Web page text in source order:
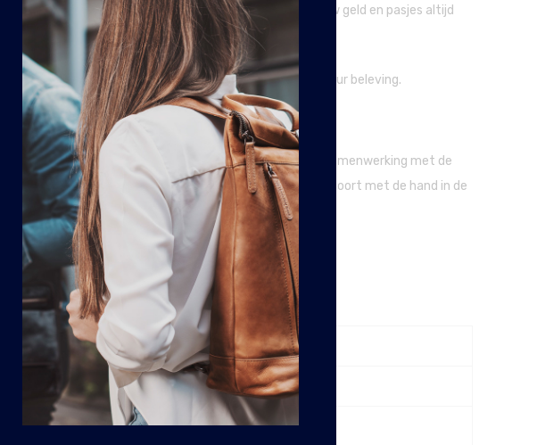
contactloos betalen. Zo ben je er zeker van dat jouw geld en pasjes altijd
Dit effect geeft de portemonnee een mooie antique kleur beleving.
leersoort, maar The Chesterfield Brand heeft in samenwerking met de
alleen een effen geheel mogelijk is, wordt deze leersoort met de hand in de
6
Ja
16 cm